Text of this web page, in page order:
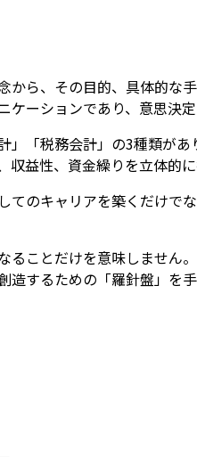
から、その目的、具体的な
ケーションであり、意思決
」「税務会計」の3種類が
収益性、資金繰りを立体的
てのキャリアを築くだけで
ることだけを意味しません
造するための「羅針盤」